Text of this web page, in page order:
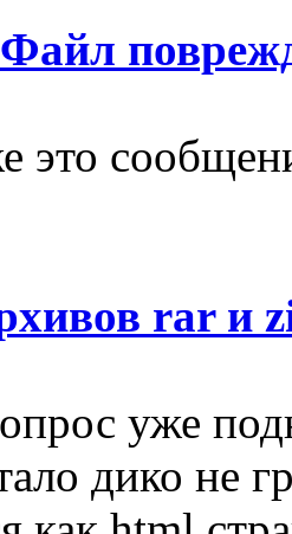
это
rar и
уже
дико не